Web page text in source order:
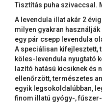
Tisztítás puha szivaccsal.
A levendula illat akár 2
milyen gyakran
egy pár csepp levendula
A speciálisan kifejlesztett,
köles-levendula nyugtató
lazító hatású kicsiknek és
ellenőrzött, természetes
egyik legsokoldalúbban,
finom illatú gyógy-,